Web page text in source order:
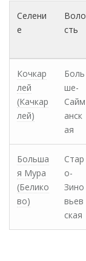
Селени
е
Воло
сть
Кочкар
лей
(Качкар
лей)
Боль
ше-
Сайм
анск
ая
Больша
я Мура
(Белико
во)
Стар
о-
Зино
вьев
ская